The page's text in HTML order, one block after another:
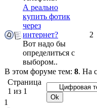
А реально
купить фотик
через
интернет?
Вот надо бы
определиться с
выбором..
2
В этом форуме тем: 8. На
Страница
1 из 1
1